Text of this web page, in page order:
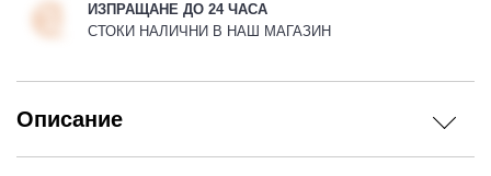
ИЗПРАЩАНЕ ДО 24 ЧАСА
СТОКИ НАЛИЧНИ В НАШ МАГАЗИН
Описание